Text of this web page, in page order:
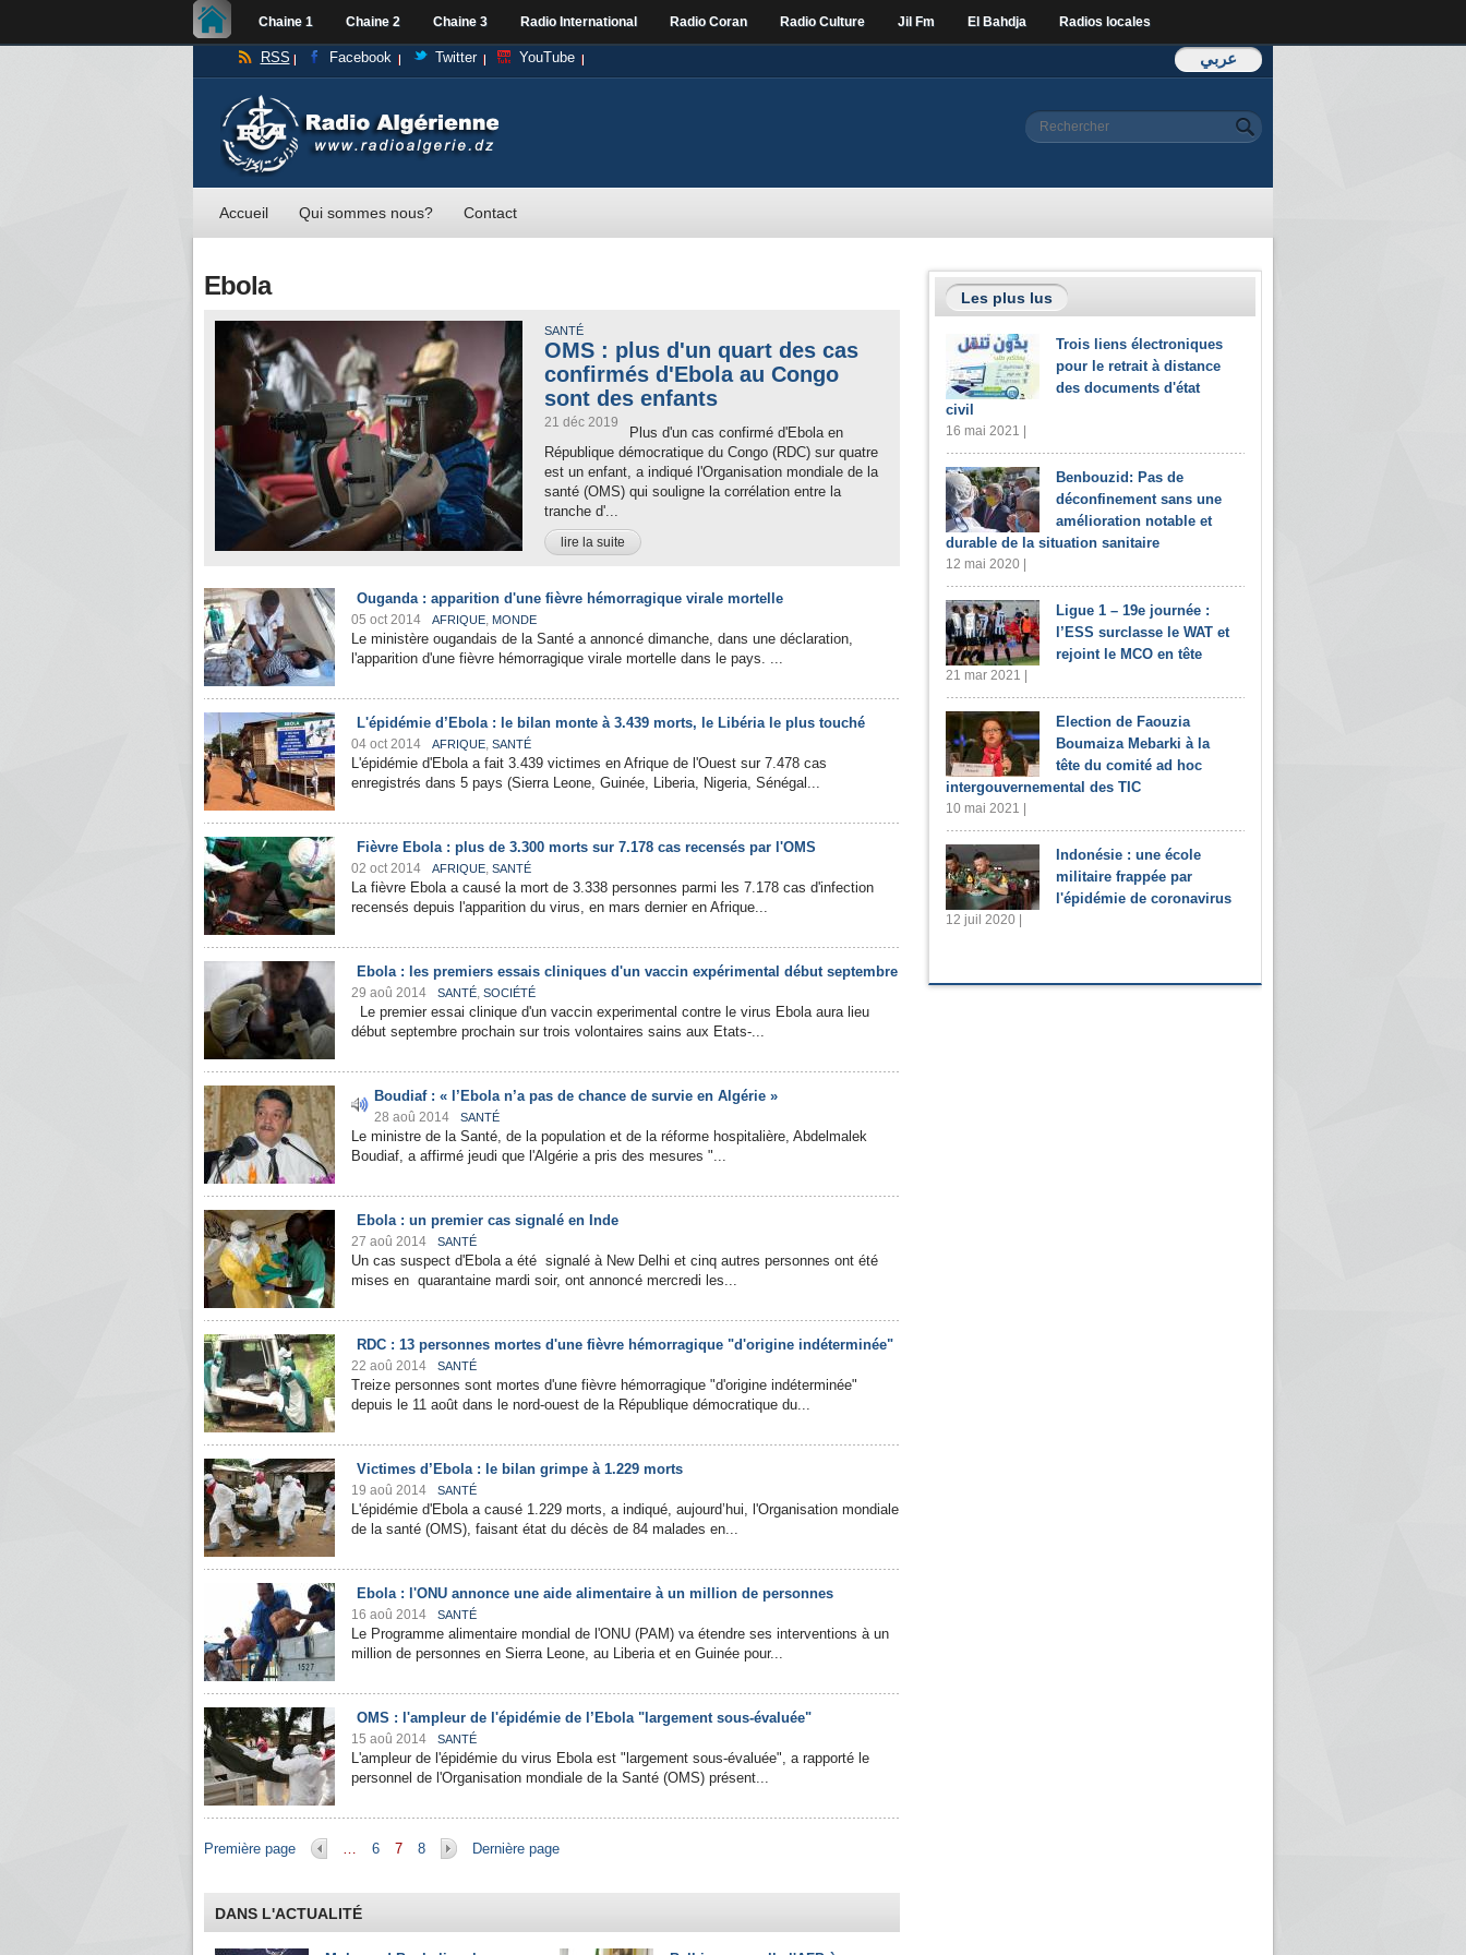
Chaine 1 Chaine 2 Chaine 3 Radio International Radio Coran Radio Culture Jil Fm El Bahdja Radios locales
عربي RSS Facebook Twitter YouTube
Formulaire de
Rechercher
Accueil Qui sommes nous? Contact
Ebola
SANTÉ
OMS : plus d'un quart des cas
confirmés d'Ebola au Congo
sont des enfants
21 déc 2019
Plus d'un cas confirmé d'Ebola en
République démocratique du Congo (RDC) sur quatre
est un enfant, a indiqué l'Organisation mondiale de la
santé (OMS) qui souligne la corrélation entre la
tranche d'...
lire la suite
Ouganda : apparition d'une fièvre hémorragique virale mortelle
05 oct 2014 AFRIQUE, MONDE
Le ministère ougandais de la Santé a annoncé dimanche, dans une déclaration,
l'apparition d'une fièvre hémorragique virale mortelle dans le pays. ...
L'épidémie d’Ebola : le bilan monte à 3.439 morts, le Libéria le plus touché
04 oct 2014 AFRIQUE, SANTÉ
L'épidémie d'Ebola a fait 3.439 victimes en Afrique de l'Ouest sur 7.478 cas
enregistrés dans 5 pays (Sierra Leone, Guinée, Liberia, Nigeria, Sénégal...
Fièvre Ebola : plus de 3.300 morts sur 7.178 cas recensés par l'OMS
02 oct 2014 AFRIQUE, SANTÉ
La fièvre Ebola a causé la mort de 3.338 personnes parmi les 7.178 cas d'infection
recensés depuis l'apparition du virus, en mars dernier en Afrique...
Ebola : les premiers essais cliniques d'un vaccin expérimental début septembre
29 aoû 2014 SANTÉ, SOCIÉTÉ
Le premier essai clinique d'un vaccin experimental contre le virus Ebola aura lieu
début septembre prochain sur trois volontaires sains aux Etats-...
Boudiaf : « l’Ebola n’a pas de chance de survie en Algérie »
28 aoû 2014 SANTÉ
Le ministre de la Santé, de la population et de la réforme hospitalière, Abdelmalek
Boudiaf, a affirmé jeudi que l'Algérie a pris des mesures "...
Ebola : un premier cas signalé en Inde
27 aoû 2014 SANTÉ
Un cas suspect d'Ebola a été signalé à New Delhi et cinq autres personnes ont été
mises en quarantaine mardi soir, ont annoncé mercredi les...
RDC : 13 personnes mortes d'une fièvre hémorragique "d'origine indéterminée"
22 aoû 2014 SANTÉ
Treize personnes sont mortes d'une fièvre hémorragique "d'origine indéterminée"
depuis le 11 août dans le nord-ouest de la République démocratique du...
Victimes d’Ebola : le bilan grimpe à 1.229 morts
19 aoû 2014 SANTÉ
L'épidémie d'Ebola a causé 1.229 morts, a indiqué, aujourd’hui, l'Organisation mondiale
de la santé (OMS), faisant état du décès de 84 malades en...
Ebola : l'ONU annonce une aide alimentaire à un million de personnes
16 aoû 2014 SANTÉ
Le Programme alimentaire mondial de l'ONU (PAM) va étendre ses interventions à un
million de personnes en Sierra Leone, au Liberia et en Guinée pour...
OMS : l'ampleur de l'épidémie de l’Ebola "largement sous-évaluée"
15 aoû 2014 SANTÉ
L'ampleur de l'épidémie du virus Ebola est "largement sous-évaluée", a rapporté le
personnel de l'Organisation mondiale de la Santé (OMS) présent...
Pages
Première page … 6 7 8 Dernière page
DANS L'ACTUALITÉ
Les plus lus
Trois liens électroniques
pour le retrait à distance
des documents d'état
civil
16 mai 2021 |
Benbouzid: Pas de
déconfinement sans une
amélioration notable et
durable de la situation sanitaire
12 mai 2020 |
Ligue 1 – 19e journée :
l’ESS surclasse le WAT et
rejoint le MCO en tête
21 mar 2021 |
Election de Faouzia
Boumaiza Mebarki à la
tête du comité ad hoc
intergouvernemental des TIC
10 mai 2021 |
Indonésie : une école
militaire frappée par
l'épidémie de coronavirus
12 juil 2020 |